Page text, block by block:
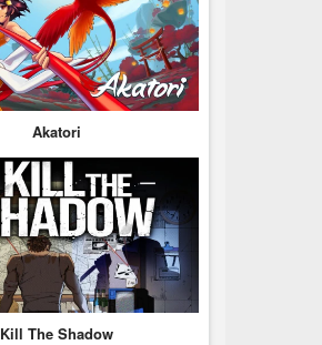
Akatori
Kill The Shadow